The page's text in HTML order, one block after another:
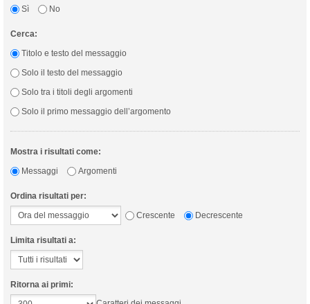
Sì
No
Cerca:
Titolo e testo del messaggio
Solo il testo del messaggio
Solo tra i titoli degli argomenti
Solo il primo messaggio dell’argomento
Mostra i risultati come:
Messaggi
Argomenti
Ordina risultati per:
Crescente
Decrescente
Limita risultati a:
Ritorna ai primi: